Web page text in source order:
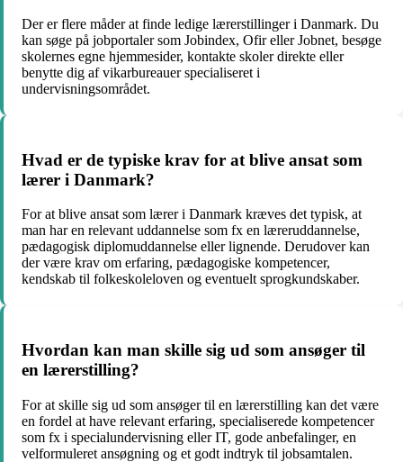
Der er flere måder at finde ledige lærerstillinger i Danmark. Du
kan søge på jobportaler som Jobindex, Ofir eller Jobnet, besøge
skolernes egne hjemmesider, kontakte skoler direkte eller
benytte dig af vikarbureauer specialiseret i
undervisningsområdet.
Hvad er de typiske krav for at blive ansat som
lærer i Danmark?
For at blive ansat som lærer i Danmark kræves det typisk, at
man har en relevant uddannelse som fx en læreruddannelse,
pædagogisk diplomuddannelse eller lignende. Derudover kan
der være krav om erfaring, pædagogiske kompetencer,
kendskab til folkeskoleloven og eventuelt sprogkundskaber.
Hvordan kan man skille sig ud som ansøger til
en lærerstilling?
For at skille sig ud som ansøger til en lærerstilling kan det være
en fordel at have relevant erfaring, specialiserede kompetencer
som fx i specialundervisning eller IT, gode anbefalinger, en
velformuleret ansøgning og et godt indtryk til jobsamtalen.